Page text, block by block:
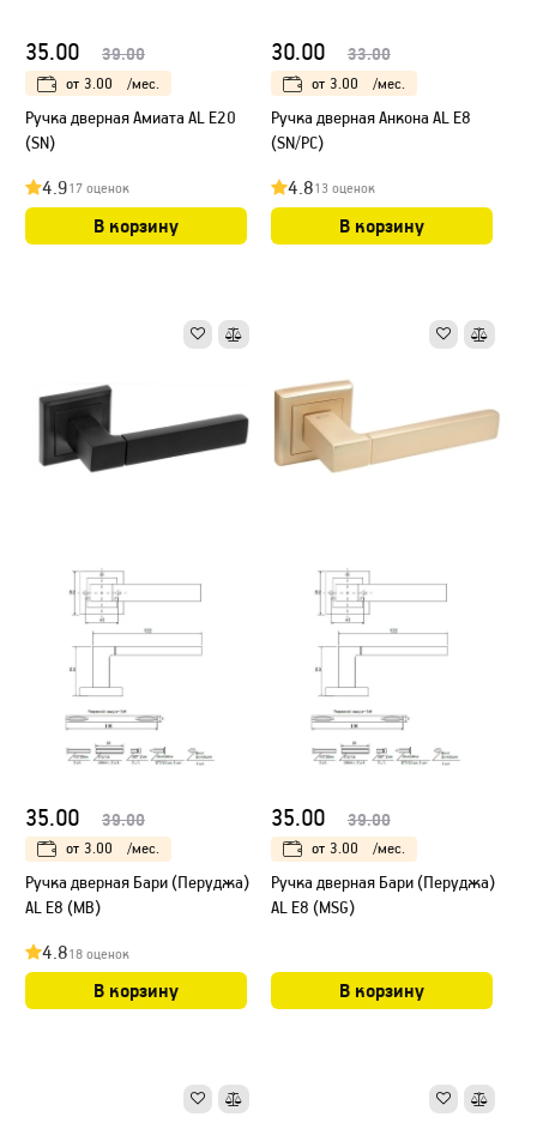
35.00 39.00
от 3.00 /мес.
Ручка дверная Амиата AL E20
(SN)
4.917 оценок
В корзину
30.00 33.00
от 3.00 /мес.
Ручка дверная Анкона AL E8
(SN/PC)
4.813 оценок
В корзину
35.00 39.00
от 3.00 /мес.
Ручка дверная Бари (Перуджа)
AL E8 (MB)
4.818 оценок
В корзину
35.00 39.00
от 3.00 /мес.
Ручка дверная Бари (Перуджа)
AL E8 (MSG)
В корзину